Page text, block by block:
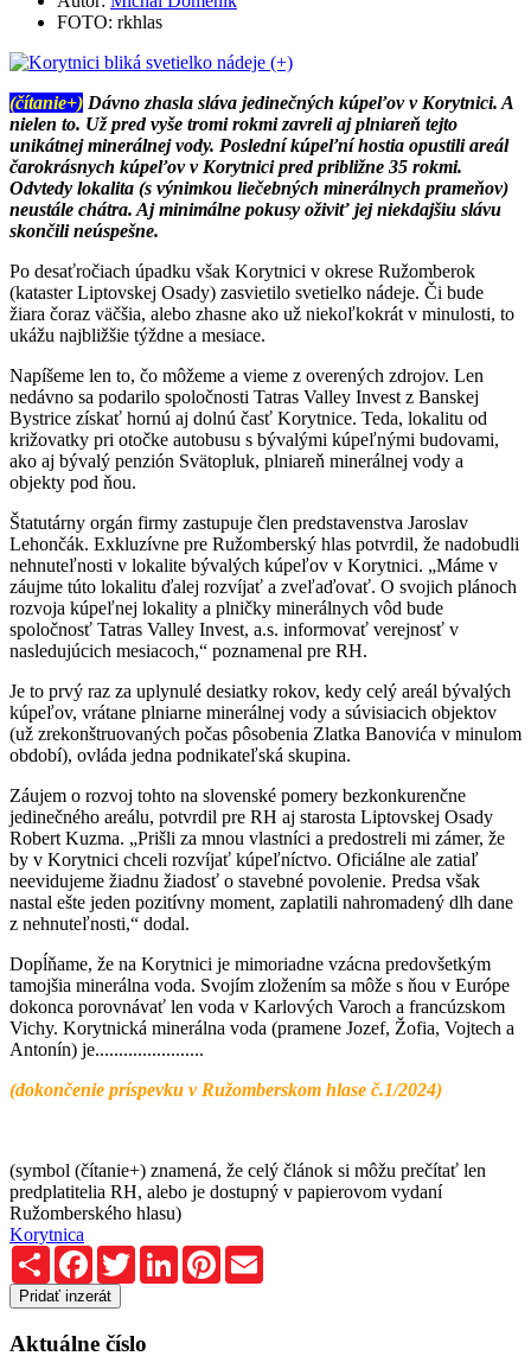
FOTO: rkhlas
(čítanie+) Dávno zhasla sláva jedinečných kúpeľov v Korytnici. A
nielen to. Už pred vyše tromi rokmi zavreli aj plniareň tejto
unikátnej minerálnej vody. Poslední kúpeľní hostia opustili areál
čarokrásnych kúpeľov v Korytnici pred približne 35 rokmi.
Odvtedy lokalita (s výnimkou liečebných minerálnych prameňov)
neustále chátra. Aj minimálne pokusy oživiť jej niekdajšiu slávu
skončili neúspešne.
Po desaťročiach úpadku však Korytnici v okrese Ružomberok
(kataster Liptovskej Osady) zasvietilo svetielko nádeje. Či bude
žiara čoraz väčšia, alebo zhasne ako už niekoľkokrát v minulosti, to
ukážu najbližšie týždne a mesiace.
Napíšeme len to, čo môžeme a vieme z overených zdrojov. Len
nedávno sa podarilo spoločnosti Tatras Valley Invest z Banskej
Bystrice získať hornú aj dolnú časť Korytnice. Teda, lokalitu od
križovatky pri otočke autobusu s bývalými kúpeľnými budovami,
ako aj bývalý penzión Svätopluk, plniareň minerálnej vody a
objekty pod ňou.
Štatutárny orgán firmy zastupuje člen predstavenstva Jaroslav
Lehončák. Exkluzívne pre Ružomberský hlas potvrdil, že nadobudli
nehnuteľnosti v lokalite bývalých kúpeľov v Korytnici. „Máme v
záujme túto lokalitu ďalej rozvíjať a zveľaďovať. O svojich plánoch
rozvoja kúpeľnej lokality a plničky minerálnych vôd bude
spoločnosť Tatras Valley Invest, a.s. informovať verejnosť v
nasledujúcich mesiacoch,“ poznamenal pre RH.
Je to prvý raz za uplynulé desiatky rokov, kedy celý areál bývalých
kúpeľov, vrátane plniarne minerálnej vody a súvisiacich objektov
(už zrekonštruovaných počas pôsobenia Zlatka Banovića v minulom
období), ovláda jedna podnikateľská skupina.
Záujem o rozvoj tohto na slovenské pomery bezkonkurenčne
jedinečného areálu, potvrdil pre RH aj starosta Liptovskej Osady
Robert Kuzma. „Prišli za mnou vlastníci a predostreli mi zámer, že
by v Korytnici chceli rozvíjať kúpeľníctvo. Oficiálne ale zatiaľ
neevidujeme žiadnu žiadosť o stavebné povolenie. Predsa však
nastal ešte jeden pozitívny moment, zaplatili nahromadený dlh dane
z nehnuteľnosti,“ dodal.
Dopĺňame, že na Korytnici je mimoriadne vzácna predovšetkým
tamojšia minerálna voda. Svojím zložením sa môže s ňou v Európe
dokonca porovnávať len voda v Karlových Varoch a francúzskom
Vichy. Korytnická minerálna voda (pramene Jozef, Žofia, Vojtech a
Antonín) je.......................
(dokončenie príspevku v Ružomberskom hlase č.1/2024)
(symbol (čítanie+) znamená, že celý článok si môžu prečítať len
predplatitelia RH, alebo je dostupný v papierovom vydaní
Ružomberského hlasu)
Korytnica
ZdieľajFacebookTwitterLinkedInPinterest
Pridať inzerát
Aktuálne číslo